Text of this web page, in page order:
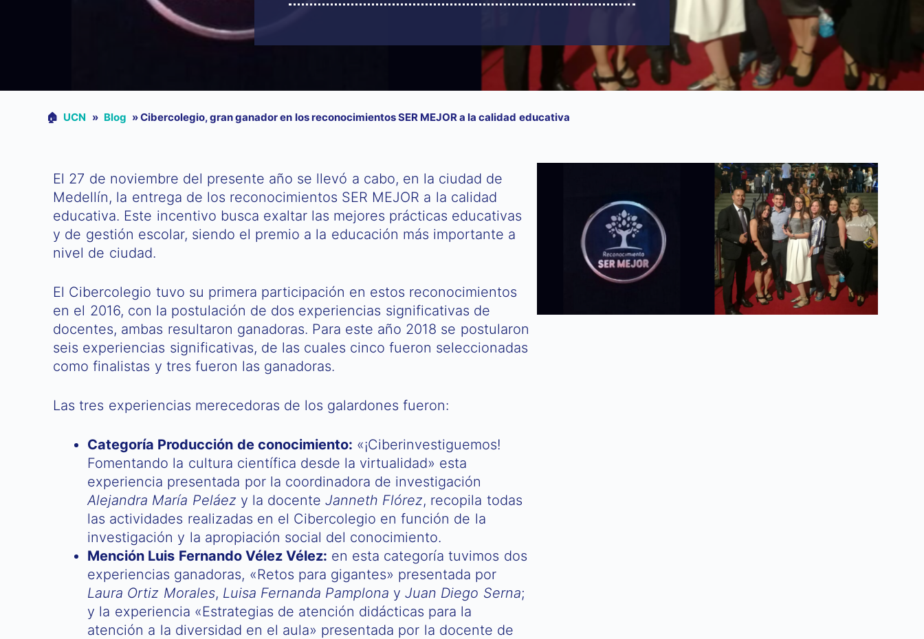
🏠︎ UCN » Blog »Cibercolegio, gran ganador en los reconocimientos SER MEJOR a la calidad educativa
El 27 de noviembre del presente año se llevó a cabo, en la ciudad de
Medellín, la entrega de los reconocimientos SER MEJOR a la calidad
educativa. Este incentivo busca exaltar las mejores prácticas educativas
y de gestión escolar, siendo el premio a la educación más importante a
nivel de ciudad.
El Cibercolegio tuvo su primera participación en estos reconocimientos
en el 2016, con la postulación de dos experiencias significativas de
docentes, ambas resultaron ganadoras. Para este año 2018 se postularon
seis experiencias significativas, de las cuales cinco fueron seleccionadas
como finalistas y tres fueron las ganadoras.
Las tres experiencias merecedoras de los galardones fueron:
Categoría Producción de conocimiento: «¡Ciberinvestiguemos!
Fomentando la cultura científica desde la virtualidad» esta
experiencia presentada por la coordinadora de investigación
Alejandra María Peláez y la docenteJanneth Flórez, recopila todas
las actividades realizadas en el Cibercolegio en función de la
investigación y la apropiación social del conocimiento.
Mención Luis Fernando Vélez Vélez: en esta categoría tuvimos dos
experiencias ganadoras, «Retos para gigantes» presentada por
Laura Ortiz Morales, Luisa Fernanda Pamplona yJuan Diego Serna;
y la experiencia «Estrategias de atención didácticas para la
atención a la diversidad en el aula» presentada por la docente de